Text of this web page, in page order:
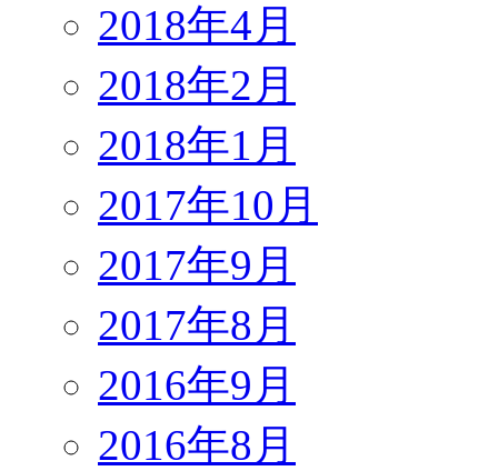
2018年4月
2018年2月
2018年1月
2017年10月
2017年9月
2017年8月
2016年9月
2016年8月